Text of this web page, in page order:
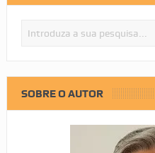
SOBRE O AUTOR